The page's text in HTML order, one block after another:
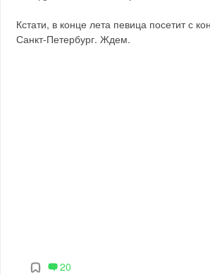
Кстати, в конце лета певица посетит с
Санкт-Петербург. Ждем.
20